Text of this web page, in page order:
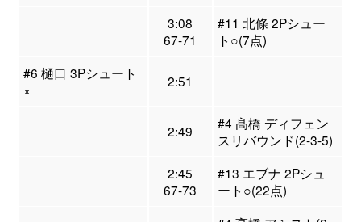
3:08
67-71
#11 北條 2Pシュー
ト○(7点)
#6 樋口 3Pシュート
×
2:51
2:49
#4 髙橋 ディフェン
スリバウンド(2-3-5)
2:45
67-73
#13 エブナ 2Pシュ
ート○(22点)